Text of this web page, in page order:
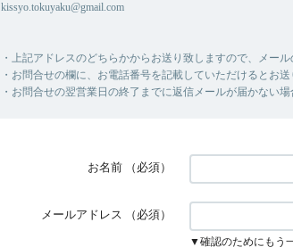
kissyo.tokuyaku@gmail.com
・上記アドレスのどちらかからお送り致しますので、メー
・お問合せの欄に、お電話番号を記載していただけるとお
・お問合せの翌営業日の終了までに返信メールが届かない
お名前 （必須）
メールアドレス （必須）
▼確認のためにもう